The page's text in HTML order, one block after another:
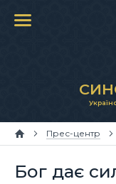
Прес-центр
Бог дає